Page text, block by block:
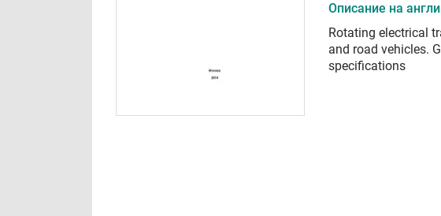
Описание на
Rotating electrical
and road vehicles.
specifications